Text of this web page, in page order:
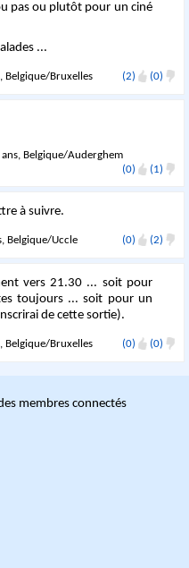
pas ou plutôt pour un ciné
...
Belgique/Bruxelles (2) (0)
Belgique/Auderghem
(0)
(1)
à suivre.
Belgique/Uccle (0) (2)
vers 21.30 ... soit pour
toujours ... soit pour un
de cette sortie).
Belgique/Bruxelles (0) (0)
membres connectés